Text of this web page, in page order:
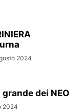
2024
dei NEO
2024